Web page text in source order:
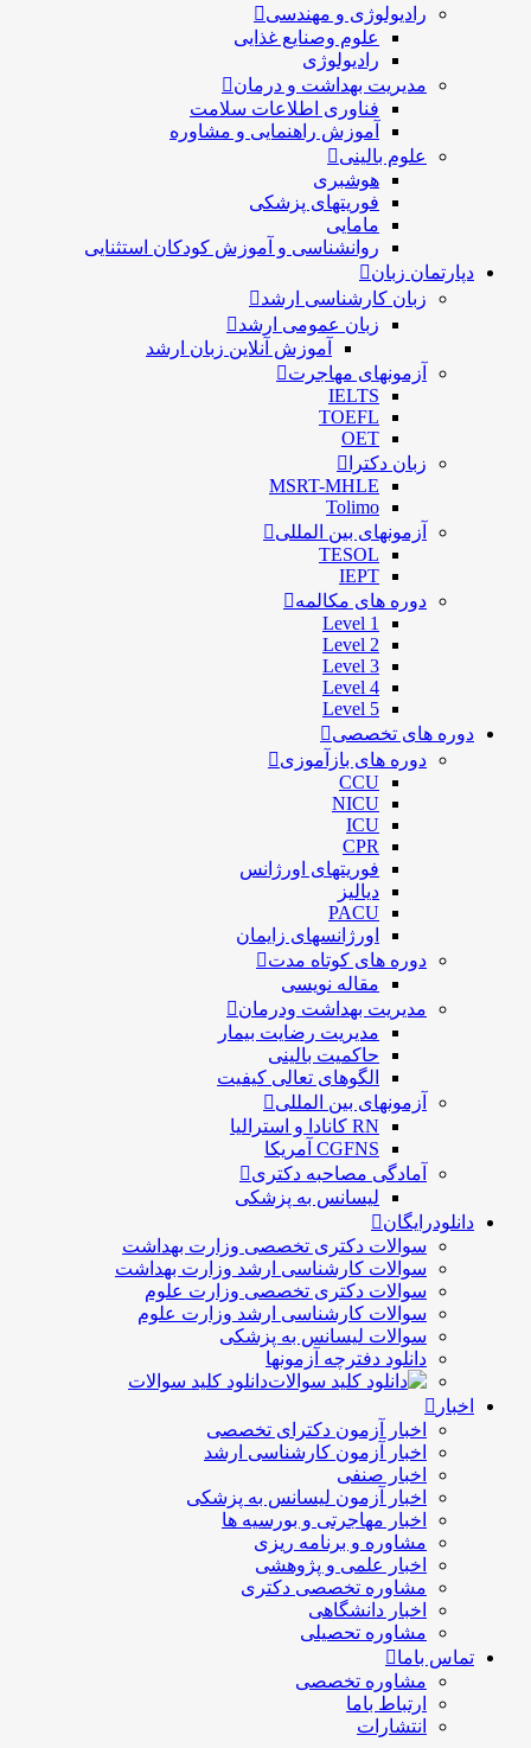
رادیولوژی و مهندسی
علوم وصنایع غذایی
رادیولوژی
مدیریت بهداشت و درمان
فناوری اطلاعات سلامت
آموزش راهنمایی و مشاوره
علوم بالینی
هوشبری
فوریتهای پزشکی
مامایی
روانشناسی و آموزش کودکان استثنایی
دپارتمان زبان
زبان کارشناسی ارشد
زبان عمومی ارشد
آموزش آنلاین زبان ارشد
آزمونهای مهاجرت
IELTS
TOEFL
OET
زبان دکترا
MSRT-MHLE
Tolimo
آزمونهای بین المللی
TESOL
IEPT
دوره های مکالمه
Level 1
Level 2
Level 3
Level 4
Level 5
دوره های تخصصی
دوره های بازآموزی
CCU
NICU
ICU
CPR
فوریتهای اورژانس
دیالیز
PACU
اورژانسهای زایمان
دوره های کوتاه مدت
مقاله نویسی
مدیریت بهداشت ودرمان
مديريت رضايت بيمار
حاكميت بالينی
الگوهای تعالی کيفيت
آزمونهای بین المللی
RN کانادا و استرالیا
CGFNS آمریکا
آمادگی مصاحبه دکتری
لیسانس به پزشکی
دانلودرایگان
سوالات دکتری تخصصی وزارت بهداشت
سوالات کارشناسی ارشد وزارت بهداشت
سوالات دکتری تخصصی وزارت علوم
سوالات کارشناسی ارشد وزارت علوم
سوالات لیسانس به پزشکی
دانلود دفترچه آزمونها
دانلود کلید سوالات
اخبار
اخبار آزمون دکترای تخصصی
اخبار آزمون کارشناسی ارشد
اخبار صنفی
اخبار آزمون لیسانس به پزشکی
اخبار مهاجرتی و بورسیه ها
مشاوره و برنامه ریزی
اخبار علمی و پژوهشی
مشاوره تخصصی دکتری
اخبار دانشگاهی
مشاوره تحصیلی
تماس باما
مشاوره تخصصی
ارتباط باما
انتشارات